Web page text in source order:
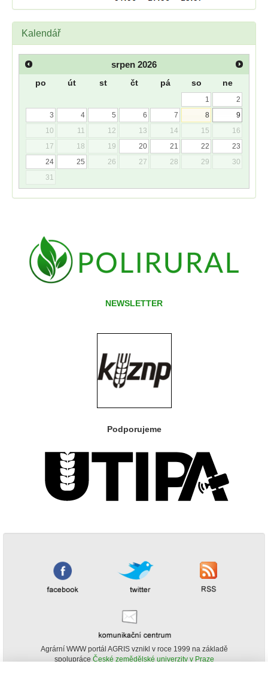
Kalendář
srpen 2026
po út st čt pá so ne
1
2
3
4 5 6 7 8
9
10
11 12 13 14 15
16
17
18 19 20 21 22
23
24
25 26 27 28 29
30
31
NEWSLETTER
Podporujeme
Agrární WWW portál AGRIS vznikl v roce 1999 na základě
spolupráce České zemědělské univerzity v Praze